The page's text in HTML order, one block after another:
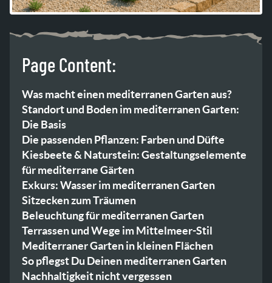
Page Content:
Was macht einen mediterranen Garten aus?
Standort und Boden im mediterranen Garten:
Die Basis
Die passenden Pflanzen: Farben und Düfte
Kiesbeete & Naturstein: Gestaltungselemente
für mediterrane Gärten
Exkurs: Wasser im mediterranen Garten
Sitzecken zum Träumen
Beleuchtung für mediterranen Garten
Terrassen und Wege im Mittelmeer-Stil
Mediterraner Garten in kleinen Flächen
So pflegst Du Deinen mediterranen Garten
Nachhaltigkeit nicht vergessen